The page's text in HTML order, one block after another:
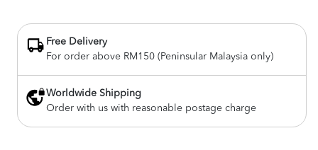
Free Delivery
For order above RM150 (Peninsular Malaysia only)
Worldwide Shipping
Order with us with reasonable postage charge